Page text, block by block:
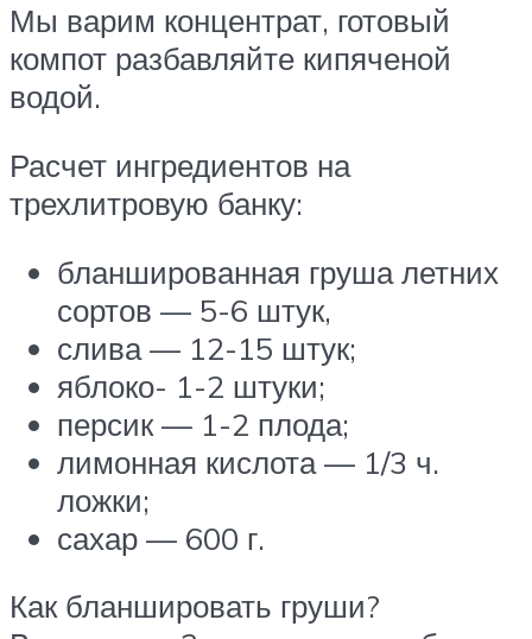
Мы варим концентрат, готовый
компот разбавляйте кипяченой
водой.
Расчет ингредиентов на
трехлитровую банку:
бланшированная груша летних
сортов — 5-6 штук,
слива — 12-15 штук;
яблоко- 1-2 штуки;
персик — 1-2 плода;
лимонная кислота — 1/3 ч.
ложки;
сахар — 600 г.
Как бланшировать груши?